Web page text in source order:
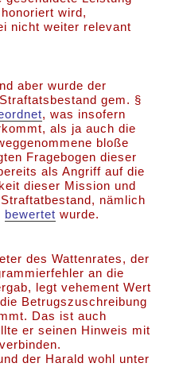
wird,
nicht weiter relevant
aber wurde der
gem. §
, was insofern
als ja auch die
bloße
Fragebogen dieser
als Angriff auf die
dieser Mission und
nämlich
bewertet wurde.
des Wattenrates, der
an die
legt vehement Wert
Betrugszuschreibung
Das ist auch
er seinen Hinweis mit
der Harald wohl unter